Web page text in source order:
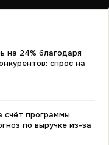
на 24% благодаря
спрос на
счёт программы
по выручке из-за